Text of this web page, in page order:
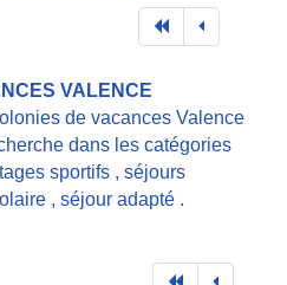
VALENCE
de vacances Valence
dans les catégories
sportifs , séjours
, séjour adapté .